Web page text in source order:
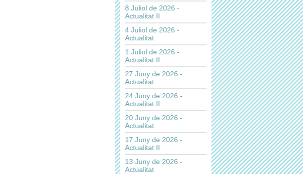
8 Juliol de 2026 -
Actualitat II
4 Juliol de 2026 -
Actualitat
1 Juliol de 2026 -
Actualitat II
27 Juny de 2026 -
Actualitat
24 Juny de 2026 -
Actualitat II
20 Juny de 2026 -
Actualitat
17 Juny de 2026 -
Actualitat II
13 Juny de 2026 -
Actualitat